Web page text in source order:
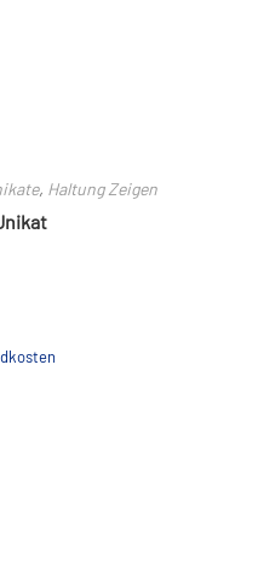
, Haltung Zeigen